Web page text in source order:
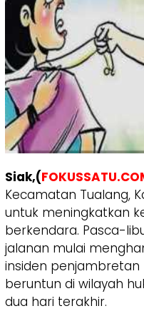
Siak,(
Kecamatan Tualang,
untuk meningkatkan
berkendara. Pasca-
jalanan mulai
insiden penjambretan
beruntun di wilayah
dua hari terakhir.